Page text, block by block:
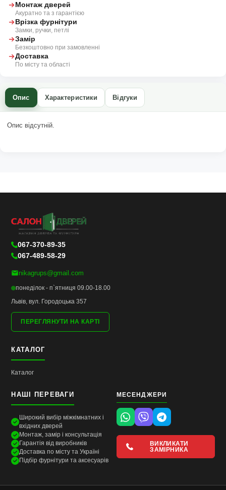
Монтаж дверей
Акуратно та з гарантією
Врізка фурнітури
Замки, ручки, петлі
Замір
Безкоштовно при замовленні
Доставка
По місту та області
Опис Характеристики Відгуки
Опис відсутній.
067-370-89-35
067-489-58-29
nikagrups@gmail.com
понеділок - п`ятниця 09.00-18.00
Львів, вул. Городоцька 357
ПЕРЕГЛЯНУТИ НА КАРТІ
КАТАЛОГ
Каталог
НАШІ ПЕРЕВАГИ
Широкий вибір міжкімнатних і
вхідних дверей
Монтаж, замір і консультація
Гарантія від виробників
Доставка по місту та Україні
Підбір фурнітури та аксесуарів
МЕСЕНДЖЕРИ
ВИКЛИКАТИ
ЗАМІРНИКА